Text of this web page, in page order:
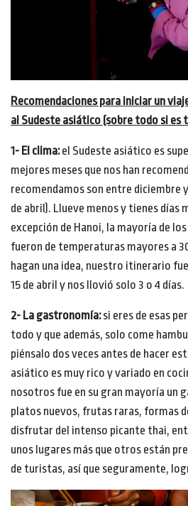
Recomendaciones para iniciar un
al Sudeste asiático (sobre todo si es
1- El clima:el Sudeste asiático es
mejores meses que nos han
recomendamos son entre diciembre
de abril). Llueve menos y tienes días
excepción de Hanoi, la mayoría de
fueron de temperaturas mayores a
hagan una idea, nuestro itinerario fue
15 de abril y nos llovió solo 3 o 4 días.
2- La gastronomía:si eres de esas
todo y que además, solo come
piénsalo dos veces antes de hacer
asiático es muy rico y variado en
nosotros fue en su gran mayoría un
platos nuevos, frutas raras, formas
disfrutar del intenso picante thai,
unos lugares más que otros están
de turistas, así que seguramente,